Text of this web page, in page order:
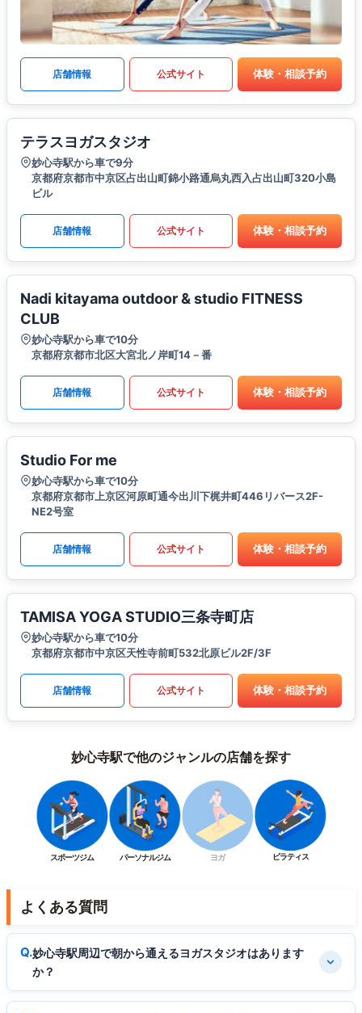
店舗情報 公式サイト 体験・相談予約
テラスヨガスタジオ
妙心寺駅から車で9分
京都府京都市中京区占出山町錦小路通烏丸西入占出山町320小島
ビル
店舗情報 公式サイト 体験・相談予約
Nadi kitayama outdoor & studio FITNESS
CLUB
妙心寺駅から車で10分
京都府京都市北区大宮北ノ岸町14－番
店舗情報 公式サイト 体験・相談予約
Studio For me
妙心寺駅から車で10分
京都府京都市上京区河原町通今出川下梶井町446リバース2F-
NE2号室
店舗情報 公式サイト 体験・相談予約
TAMISA YOGA STUDIO三条寺町店
妙心寺駅から車で10分
京都府京都市中京区天性寺前町532北原ビル2F/3F
店舗情報 公式サイト 体験・相談予約
妙心寺駅で他のジャンルの店舗を探す
スポーツジム パーソナルジム ヨガ ピラティス
よくある質問
妙心寺駅周辺で朝から通えるヨガスタジオはあります
か？